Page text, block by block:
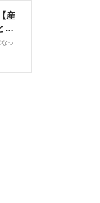
産
で
ロはじめましての方は→コチラ。初めてうつ病になった話の第1話はコチラ。産後にうつ再発編の第1話はコチラ。前回の61話はこちら。私は2009年くらいからブログを書くようになったのですが、その時は思ったことを書くだけの、ごく普通のブログでした。（絵日記ブログではありま